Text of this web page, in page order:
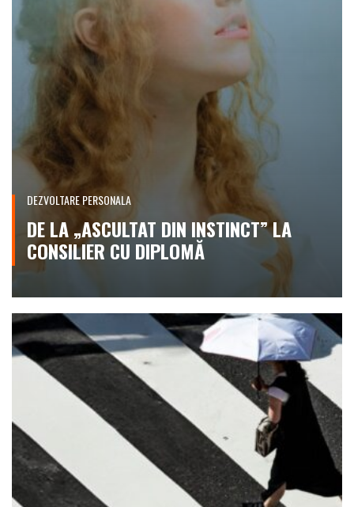
DEZVOLTARE PERSONALA
DE LA „ASCULTAT DIN INSTINCT” LA
CONSILIER CU DIPLOMĂ